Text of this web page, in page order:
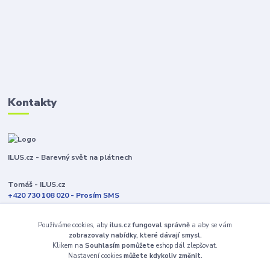
Kontakty
ILUS.cz - Barevný svět na plátnech
Tomáš - ILUS.cz
+420 730 108 020 - Prosím SMS
Jsme většinu času ve výrobě
info@ilus.cz
Používáme cookies, aby ilus.cz fungoval správně a aby se vám
zobrazovaly nabídky, které dávají smysl.
Klikem na Souhlasím pomůžete eshop dál zlepšovat.
Nastavení cookies můžete kdykoliv změnit.